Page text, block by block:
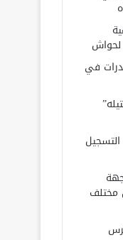
في
مختلف